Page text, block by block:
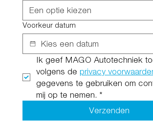
Voorkeur datum
Ik geef MAGO Autotechniek
volgens de privacy
gegevens te gebruiken om
mij op te nemen. *
Verzenden